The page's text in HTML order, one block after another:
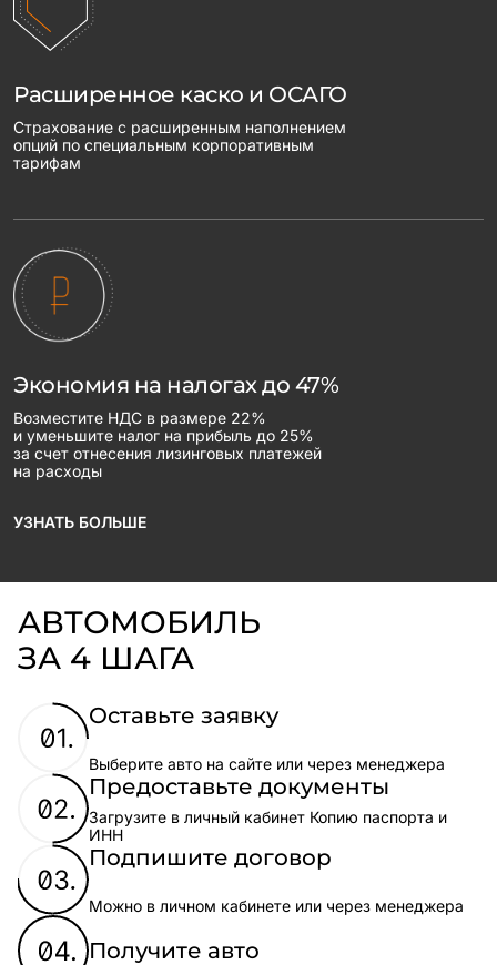
Расширенное каско и ОСАГО
Страхование с расширенным наполнением
опций по специальным корпоративным
тарифам
Экономия на налогах до 47%
Возместите НДС в размере 22%
и уменьшите налог на прибыль до 25%
за счет отнесения лизинговых платежей
на расходы
УЗНАТЬ БОЛЬШЕ
АВТОМОБИЛЬ
ЗА 4 ШАГА
Оставьте заявку
Выберите авто на сайте или через менеджера
Предоставьте документы
Загрузите в личный кабинет Копию паспорта и
ИНН
Подпишите договор
Можно в личном кабинете или через менеджера
Получите авто